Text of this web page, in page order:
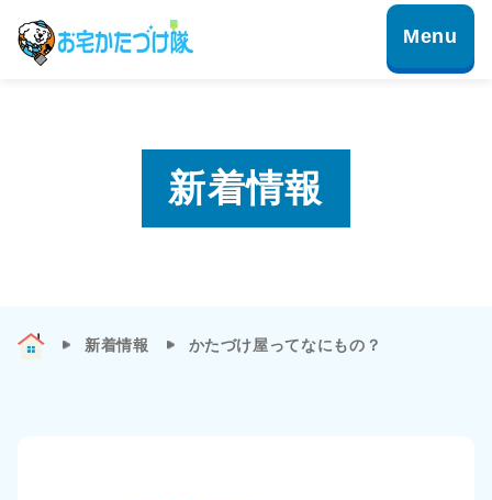
新着情報
新着情報 かたづけ屋ってなにもの？